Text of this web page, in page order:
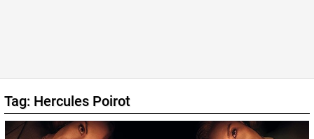
Tag: Hercules Poirot